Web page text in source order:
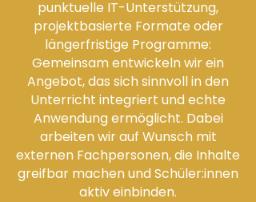
punktuelle IT-Unterstützung,
projektbasierte Formate oder
längerfristige Programme:
Gemeinsam entwickeln wir ein
Angebot, das sich sinnvoll in den
Unterricht integriert und echte
Anwendung ermöglicht. Dabei
arbeiten wir auf Wunsch mit
externen Fachpersonen, die Inhalte
greifbar machen und Schüler:innen
aktiv einbinden.